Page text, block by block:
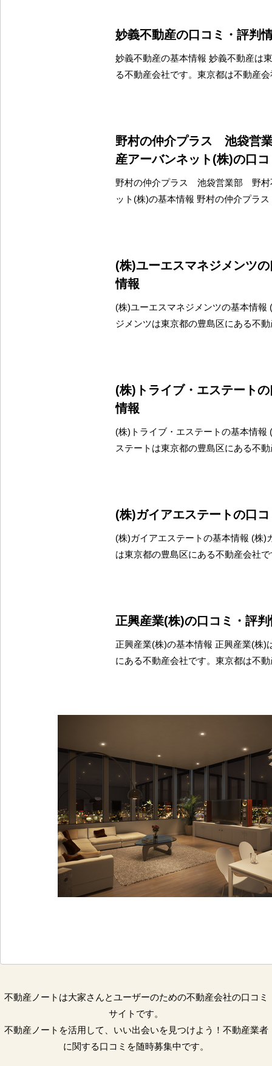
妙義不動産の口コミ・評判
妙義不動産の基本情報 妙義不動産は
る不動産会社です。東京都は不動産
野村の仲介プラス 池袋営
産アーバンネット(株)の口
野村の仲介プラス 池袋営業部 野村
ット(株)の基本情報 野村の仲介プラ
(株)ユーエスマネジメンツ
情報
(株)ユーエスマネジメンツの基本情報
ジメンツは東京都の豊島区にある不
(株)トライブ・エステート
情報
(株)トライブ・エステートの基本情報
ステートは東京都の豊島区にある不
(株)ガイアエステートの口
(株)ガイアエステートの基本情報 (株)
は東京都の豊島区にある不動産会社
正興産業(株)の口コミ・評
正興産業(株)の基本情報 正興産業(株)
にある不動産会社です。東京都は不
不動産ノートは大家さんとユーザーのための不動産会社の口コミ
サイトです。
不動産ノートを活用して、いい出会いを見つけよう！不動産業者
に関する口コミを随時募集中です。